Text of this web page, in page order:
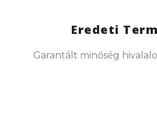
Eredeti
Garantált minőség